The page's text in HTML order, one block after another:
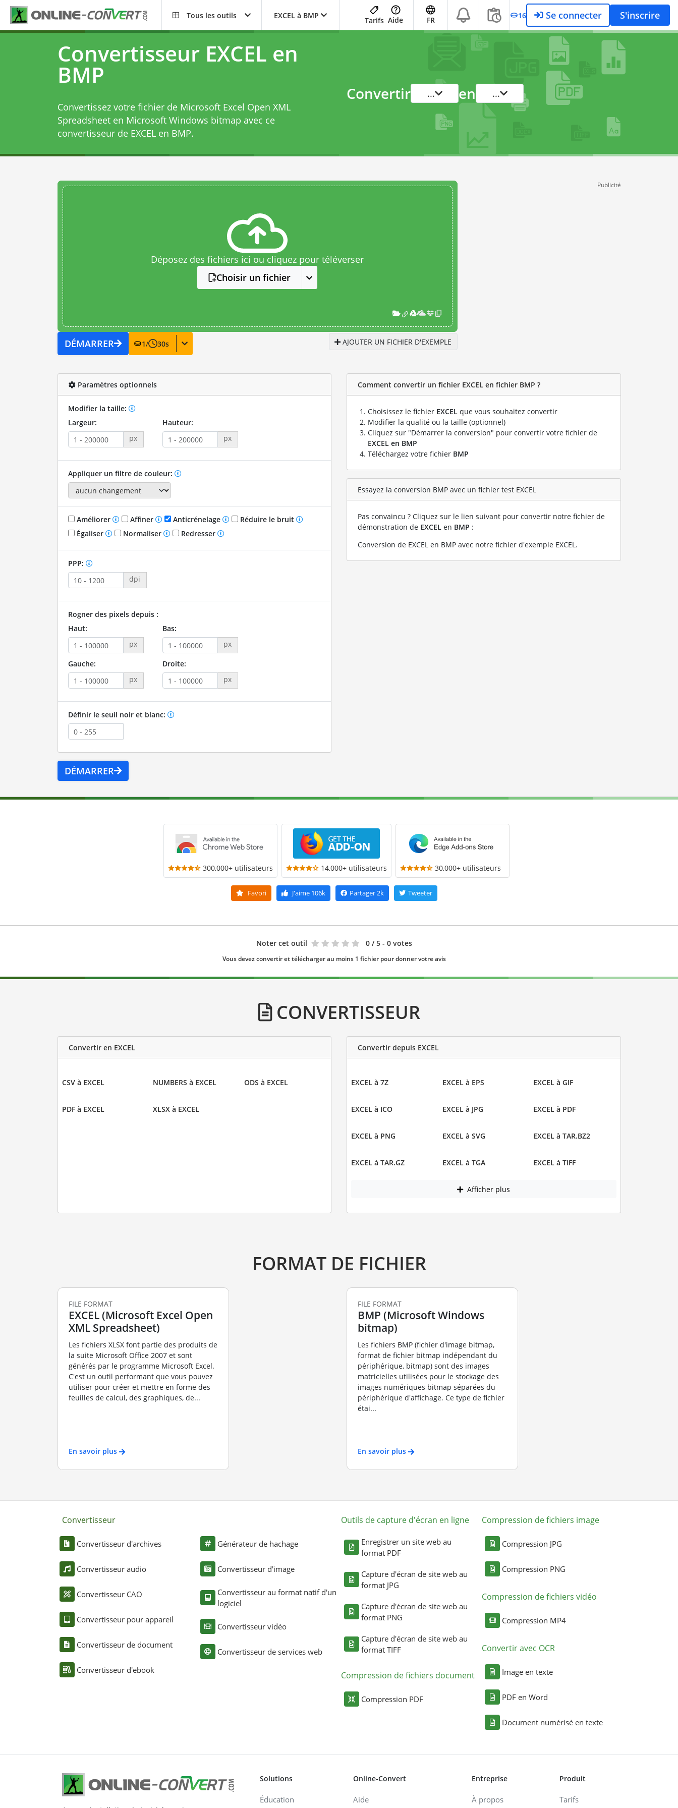
Tous les outils EXCEL à BMP
Tarifs Aide FR 16 Se connecter S'inscrire
Convertisseur EXCEL en
BMP
Convertissez votre fichier de Microsoft Excel Open XML
Spreadsheet en Microsoft Windows bitmap avec ce
convertisseur de EXCEL en BMP.
Convertir ... en ...
Déposez des fichiers ici ou cliquez pour téléverser
Choisir un fichier
DÉMARRER 1/ 30s AJOUTER UN FICHIER D'EXEMPLE
Publicité
Paramètres optionnels
Modifier la taille:
Largeur:
px
Hauteur:
px
Appliquer un filtre de couleur:
Améliorer Affiner Anticrénelage
Réduire le bruit
Égaliser
Normaliser Redresser
PPP:
dpi
Rogner des pixels depuis :
Haut:
px
Bas:
px
Gauche:
px
Droite:
px
Définir le seuil noir et blanc:
DÉMARRER
Comment convertir un fichier EXCEL en fichier BMP ?
Choisissez le fichier EXCEL que vous souhaitez convertir
Modifier la qualité ou la taille (optionnel)
Cliquez sur "Démarrer la conversion" pour convertir votre fichier de
EXCEL en BMP
Téléchargez votre fichier BMP
Essayez la conversion BMP avec un fichier test EXCEL
Pas convaincu ? Cliquez sur le lien suivant pour convertir notre fichier de
démonstration de EXCEL en BMP :
Conversion de EXCEL en BMP avec notre fichier d'exemple EXCEL.
300,000+ utilisateurs 14,000+ utilisateurs 30,000+ utilisateurs
Favori J'aime106k Partager2k Tweeter
Noter cet outil 0 / 5 - 0 votes
Vous devez convertir et télécharger au moins 1 fichier pour donner votre avis
CONVERTISSEUR
Convertir en EXCEL
CSV à EXCEL NUMBERS à EXCEL ODS à EXCEL
PDF à EXCEL XLSX à EXCEL
Convertir depuis EXCEL
EXCEL à 7Z EXCEL à EPS EXCEL à GIF
EXCEL à ICO EXCEL à JPG EXCEL à PDF
EXCEL à PNG EXCEL à SVG EXCEL à TAR.BZ2
EXCEL à TAR.GZ EXCEL à TGA EXCEL à TIFF
Afficher plus
FORMAT DE FICHIER
FILE FORMAT
EXCEL (Microsoft Excel Open
XML Spreadsheet)
Les fichiers XLSX font partie des produits de
la suite Microsoft Office 2007 et sont
générés par le programme Microsoft Excel.
C'est un outil performant que vous pouvez
utiliser pour créer et mettre en forme des
feuilles de calcul, des graphiques, de...
En savoir plus
FILE FORMAT
BMP (Microsoft Windows
bitmap)
Les fichiers BMP (fichier d'image bitmap,
format de fichier bitmap indépendant du
périphérique, bitmap) sont des images
matricielles utilisées pour le stockage des
images numériques bitmap séparées du
périphérique d'affichage. Ce type de fichier
étai...
En savoir plus
Convertisseur
Convertisseur d'archives
Convertisseur audio
Convertisseur CAO
Convertisseur pour appareil
Convertisseur de document
Convertisseur d'ebook
Générateur de hachage
Convertisseur d'image
Convertisseur au format natif d'un
logiciel
Convertisseur vidéo
Convertisseur de services web
Outils de capture d'écran en ligne
Enregistrer un site web au
format PDF
Capture d'écran de site web au
format JPG
Capture d'écran de site web au
format PNG
Capture d'écran de site web au
format TIFF
Compression de fichiers document
Compression PDF
Compression de fichiers image
Compression JPG
Compression PNG
Compression de fichiers vidéo
Compression MP4
Convertir avec OCR
Image en texte
PDF en Word
Document numérisé en texte
Solutions
Éducation
Online-Convert
Aide
Entreprise
À propos
Produit
Tarifs